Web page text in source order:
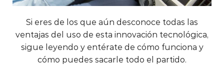
Si eres de los que aún desconoce todas las
ventajas del uso de esta innovación tecnológica,
sigue leyendo y entérate de cómo funciona y
cómo puedes sacarle todo el partido.